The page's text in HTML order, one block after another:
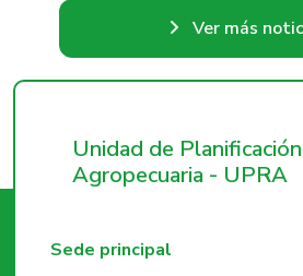
Ver más
Unidad de
Agropecuaria - UPRA
Sede principal